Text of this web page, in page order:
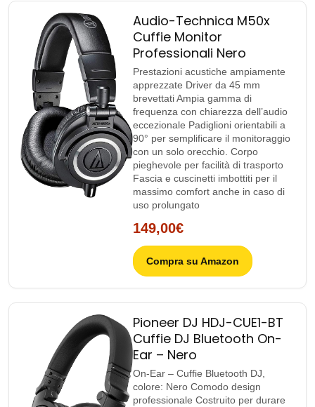
Audio-Technica M50x
Cuffie Monitor
Professionali Nero
Prestazioni acustiche ampiamente
apprezzate Driver da 45 mm
brevettati Ampia gamma di
frequenza con chiarezza dell’audio
eccezionale Padiglioni orientabili a
90° per semplificare il monitoraggio
con un solo orecchio. Corpo
pieghevole per facilità di trasporto
Fascia e cuscinetti imbottiti per il
massimo comfort anche in caso di
uso prolungato
149,00€
Compra su Amazon
Pioneer DJ HDJ-CUE1-BT
Cuffie DJ Bluetooth On-
Ear – Nero
On-Ear – Cuffie Bluetooth DJ,
colore: Nero Comodo design
professionale Costruito per durare